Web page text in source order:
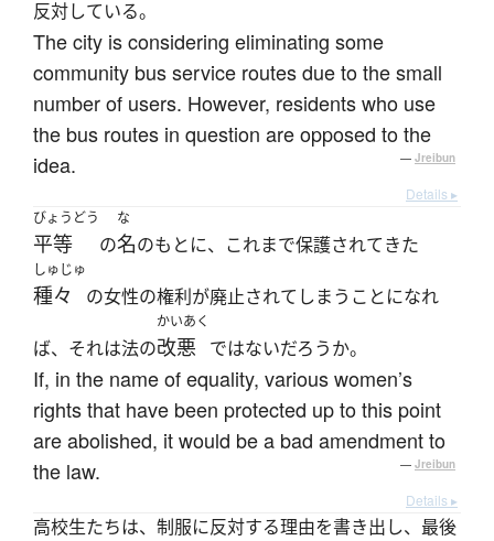
反対している。
The city is considering eliminating some
community bus service routes due to the small
number of users. However, residents who use
the bus routes in question are opposed to the
idea.
— Jreibun
Details ▸
びょうどう
平等 の
な
名のもとに、これまで保護されてきた
しゅじゅ
種々 の女性の権利が廃止されてしまうことになれ
ば、それは法の
かいあく
改悪 ではないだろうか。
If, in the name of equality, various women’s
rights that have been protected up to this point
are abolished, it would be a bad amendment to
the law.
— Jreibun
Details ▸
高校生たちは、制服に反対する理由を書き出し、最後